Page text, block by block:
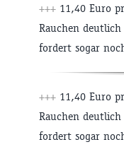
+++ 11,40 Euro
Rauchen
fordert sogar
+++ 11,40 Euro
Rauchen
fordert sogar